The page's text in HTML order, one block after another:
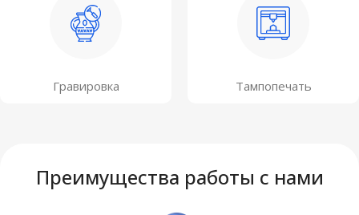
Гравировка Тампопечать
Преимущества работы с нами